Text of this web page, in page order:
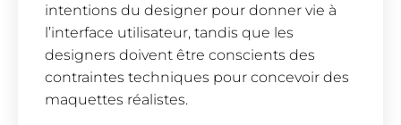
intentions du designer pour donner vie à
l’interface utilisateur, tandis que les
designers doivent être conscients des
contraintes techniques pour concevoir des
maquettes réalistes.